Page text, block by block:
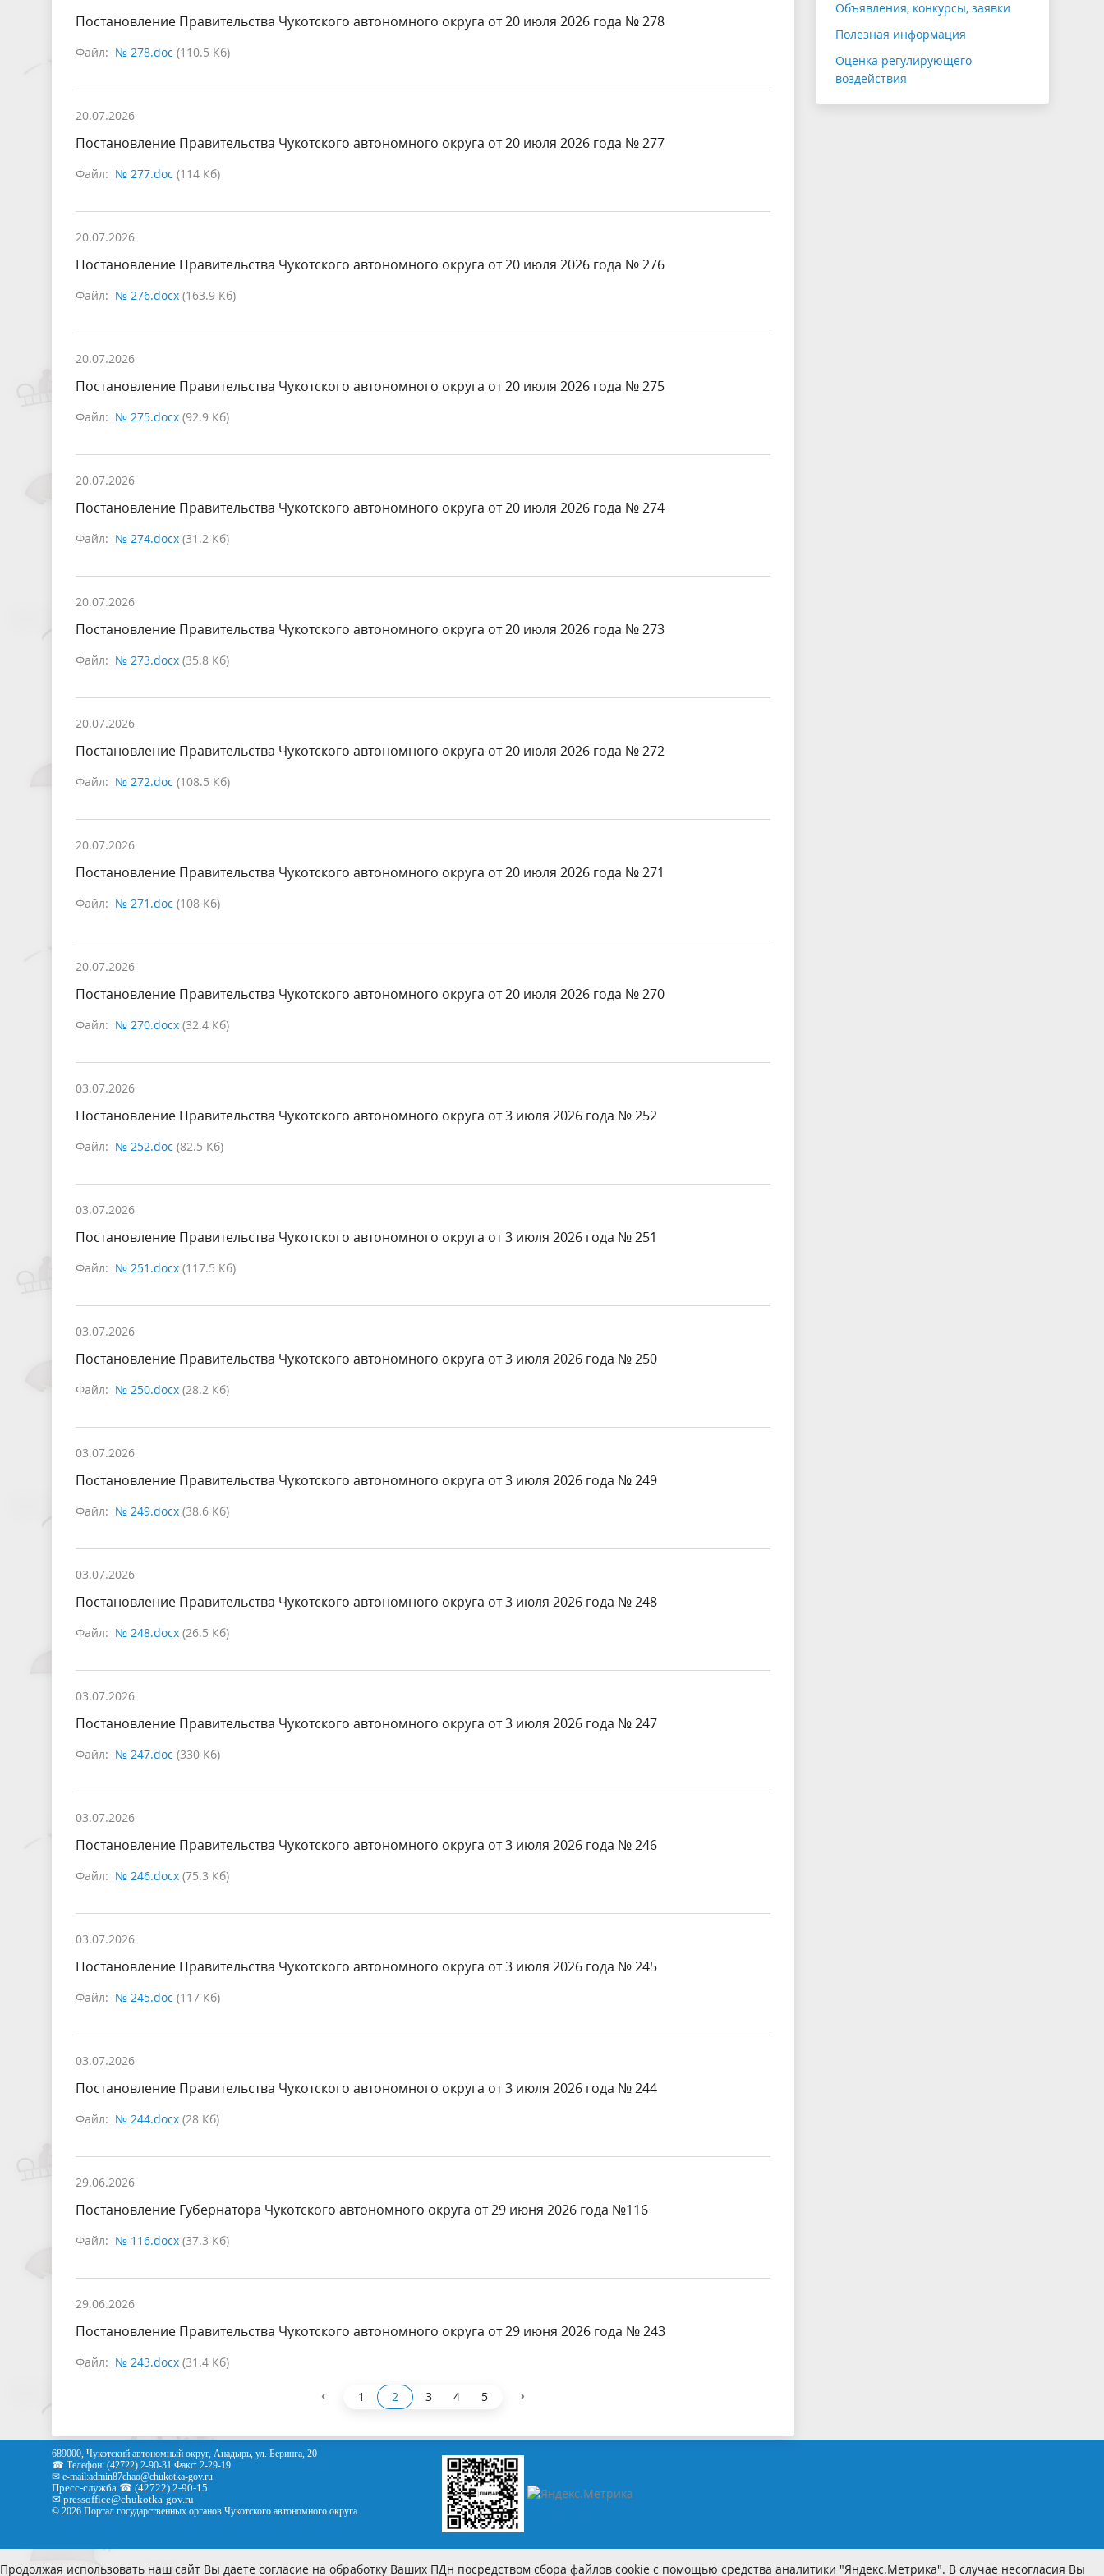
Постановление Правительства Чукотского автономного округа от 20 июля 2026 года № 278
Файл: № 278.doc (110.5 Кб)
20.07.2026
Постановление Правительства Чукотского автономного округа от 20 июля 2026 года № 277
Файл: № 277.doc (114 Кб)
20.07.2026
Постановление Правительства Чукотского автономного округа от 20 июля 2026 года № 276
Файл: № 276.docx (163.9 Кб)
20.07.2026
Постановление Правительства Чукотского автономного округа от 20 июля 2026 года № 275
Файл: № 275.docx (92.9 Кб)
20.07.2026
Постановление Правительства Чукотского автономного округа от 20 июля 2026 года № 274
Файл: № 274.docx (31.2 Кб)
20.07.2026
Постановление Правительства Чукотского автономного округа от 20 июля 2026 года № 273
Файл: № 273.docx (35.8 Кб)
20.07.2026
Постановление Правительства Чукотского автономного округа от 20 июля 2026 года № 272
Файл: № 272.doc (108.5 Кб)
20.07.2026
Постановление Правительства Чукотского автономного округа от 20 июля 2026 года № 271
Файл: № 271.doc (108 Кб)
20.07.2026
Постановление Правительства Чукотского автономного округа от 20 июля 2026 года № 270
Файл: № 270.docx (32.4 Кб)
03.07.2026
Постановление Правительства Чукотского автономного округа от 3 июля 2026 года № 252
Файл: № 252.doc (82.5 Кб)
03.07.2026
Постановление Правительства Чукотского автономного округа от 3 июля 2026 года № 251
Файл: № 251.docx (117.5 Кб)
03.07.2026
Постановление Правительства Чукотского автономного округа от 3 июля 2026 года № 250
Файл: № 250.docx (28.2 Кб)
03.07.2026
Постановление Правительства Чукотского автономного округа от 3 июля 2026 года № 249
Файл: № 249.docx (38.6 Кб)
03.07.2026
Постановление Правительства Чукотского автономного округа от 3 июля 2026 года № 248
Файл: № 248.docx (26.5 Кб)
03.07.2026
Постановление Правительства Чукотского автономного округа от 3 июля 2026 года № 247
Файл: № 247.doc (330 Кб)
03.07.2026
Постановление Правительства Чукотского автономного округа от 3 июля 2026 года № 246
Файл: № 246.docx (75.3 Кб)
03.07.2026
Постановление Правительства Чукотского автономного округа от 3 июля 2026 года № 245
Файл: № 245.doc (117 Кб)
03.07.2026
Постановление Правительства Чукотского автономного округа от 3 июля 2026 года № 244
Файл: № 244.docx (28 Кб)
29.06.2026
Постановление Губернатора Чукотского автономного округа от 29 июня 2026 года №116
Файл: № 116.docx (37.3 Кб)
29.06.2026
Постановление Правительства Чукотского автономного округа от 29 июня 2026 года № 243
Файл: № 243.docx (31.4 Кб)
‹ 1 2 3 4 5 ›
Объявления, конкурсы, заявки
Полезная информация
Оценка регулирующего
воздействия
689000, Чукотский автономный округ, Анадырь, ул. Беринга, 20
☎ Телефон: (42722) 2-90-31 Факс: 2-29-19
✉ e-mail:admin87chao@chukotka-gov.ru
Пресс-служба ☎ (42722) 2-90-15
✉ pressoffice@chukotka-gov.ru
© 2026 Портал государственных органов Чукотского автономного округа
Продолжая использовать наш сайт Вы даете согласие на обработку Ваших ПДн посредством сбора файлов cookie с помощью средства аналитики "Яндекс.Метрика". В случае несогласия Вы